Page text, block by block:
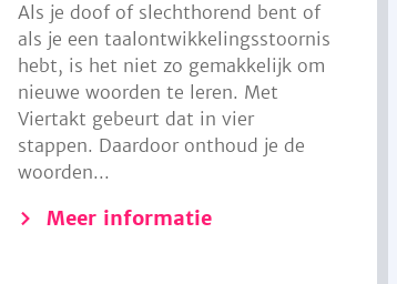
Als je doof of slechthorend bent of
als je een taalontwikkelingsstoornis
hebt, is het niet zo gemakkelijk om
nieuwe woorden te leren. Met
Viertakt gebeurt dat in vier
stappen. Daardoor onthoud je de
woorden...
Meer informatie